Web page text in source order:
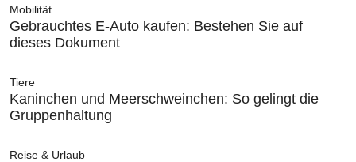
Mobilität
Gebrauchtes E-Auto kaufen: Bestehen Sie auf
dieses Dokument
Tiere
Kaninchen und Meerschweinchen: So gelingt die
Gruppenhaltung
Reise & Urlaub